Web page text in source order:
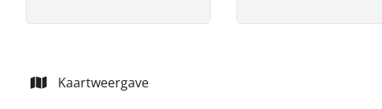
Kaartweergave